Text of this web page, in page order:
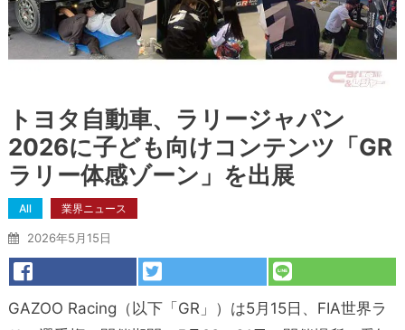
トヨタ自動車、ラリージャパン
2026に子ども向けコンテンツ「GR
ラリー体感ゾーン」を出展
All 業界ニュース
2026年5月15日
GAZOO Racing（以下「GR」）は5月15日、FIA世界ラ